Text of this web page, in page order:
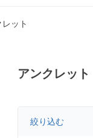
ット
アンクレット
絞り込む